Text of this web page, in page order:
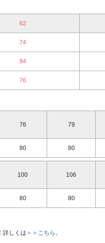
62
74
94
76
76 79
80 80
100 106
80 80
詳しくは ＞＞こちら。